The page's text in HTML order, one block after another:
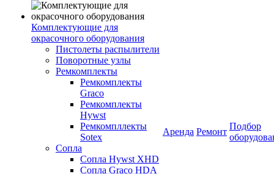
Комплектующие для
окрасочного оборудования
Пистолеты распылители
Поворотные узлы
Ремкомплекты
Ремкомплекты
Graco
Ремкомплекты
Hywst
Ремкомпллекты
Sotex
Сопла
Сопла Hywst XHD
Сопла Graco HDA
Аренда Ремонт
Подбор